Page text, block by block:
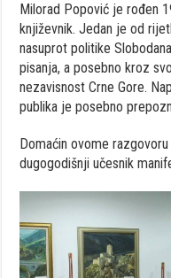
Milorad Popović je rođen
književnik. Jedan je od
nasuprot politike
pisanja, a posebno kroz
nezavisnost Crne Gore.
publika je posebno
Domaćin ovome
dugogodišnji učesnik